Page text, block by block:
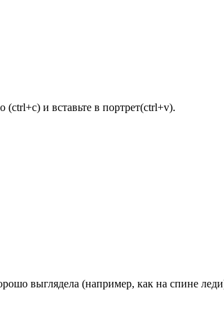
и вставьте в портрет(ctrl+v).
выглядела (например, как на спине